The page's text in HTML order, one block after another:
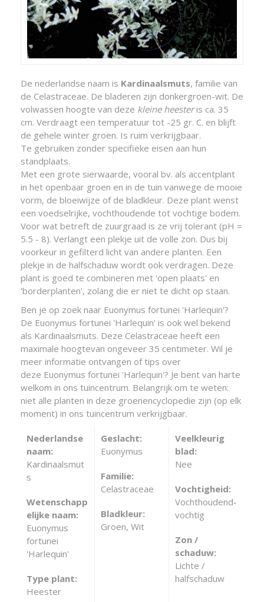
De nederlandse naam is Kardinaalsmuts, familie van
de Celastraceae. De bladeren zijn donkergroen-wit. De
volwassen hoogte van deze kleine heesteris ca. 35
cm. Verdraagt een temperatuur tot -25 gr. C. en blijft
de gehele winter groen. Is ruim verkrijgbaar.
Te gebruiken zonder specifieke eisen aan hun
standplaats.
Met een grote sierwaarde, vooral bv. als accentplant
in het openbaar groen en in de tuin vanwege de mooie
vorm, de bloeiwijze of de bladkleur. Deze plant wenst
een voedselrijke, vochthoudende tot vochtige bodem.
Voor wat betreft de zuurgraad is ze vrij tolerant (pH =
5.5 - 8). Verlangt een plekje uit de volle zon. Dus bij
voorkeur in gefilterd licht van andere planten. Een
plekje in de halfschaduw wordt ook verdragen. Deze
plant is goed te combineren met 'open plaats' en
'borderplanten', zolang die er niet te dicht op staan.
Ben je op zoek naar Euonymus fortunei 'Harlequin'?
De Euonymus fortunei 'Harlequin' is ook wel bekend
als Kardinaalsmuts. Deze Celastraceae heeft een
maximale hoogtevan ongeveer 35 centimeter. Wil je
meer informatie ontvangen of tips over
deze Euonymus fortunei 'Harlequin'? Je bent van harte
welkom in ons tuincentrum. Belangrijk om te weten:
niet alle planten in deze groenencyclopedie zijn (op elk
moment) in ons tuincentrum verkrijgbaar.
Nederlandse
naam:
Kardinaalsmut
s
Wetenschapp
elijke naam:
Euonymus
fortunei
'Harlequin'
Type plant:
Heester
Geslacht:
Euonymus
Familie:
Celastraceae
Bladkleur:
Groen, Wit
Veelkleurig
blad:
Nee
Vochtigheid:
Vochthoudend-
vochtig
Zon /
schaduw:
Lichte /
halfschaduw